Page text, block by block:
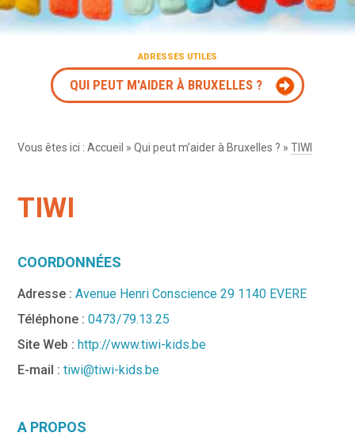
ADRESSES UTILES
QUI PEUT M'AIDER À BRUXELLES ?
Vous êtes ici :Accueil »Qui peut m’aider à Bruxelles ? »TIWI
TIWI
COORDONNÉES
Adresse : Avenue Henri Conscience 29 1140 EVERE
Téléphone :0473/79.13.25
Site Web : http://www.tiwi-kids.be
E-mail : tiwi@tiwi-kids.be
A PROPOS